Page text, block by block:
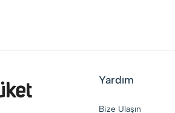
Yardım
Bize Ulaşın